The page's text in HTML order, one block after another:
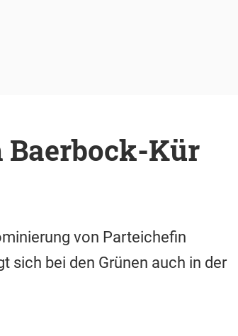
Baerbock-Kür
von Parteichefin
sich bei den Grünen auch in der